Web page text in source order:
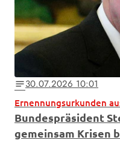
notes30.07.2026 10:01
Ernennungsurkunden
Bundespräsident
gemeinsam Krisen